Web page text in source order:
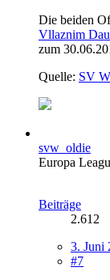
Die beiden
Vllaznim
zum
Quelle: SV
svw_oldie
Europa
Beiträge
2.612
3. Juni
#7